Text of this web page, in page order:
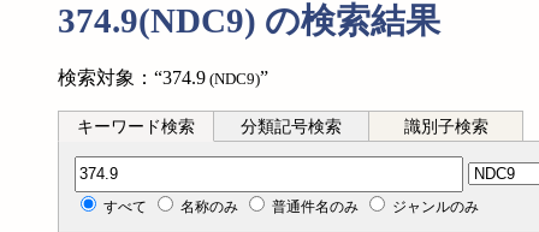
374.9(NDC9) の検索結果
検索対象：“374.9 (NDC9)”
キーワード検索 分類記号検索 識別子検索
分類記号検索
すべて 名称のみ 普通件名のみ ジャンルのみ